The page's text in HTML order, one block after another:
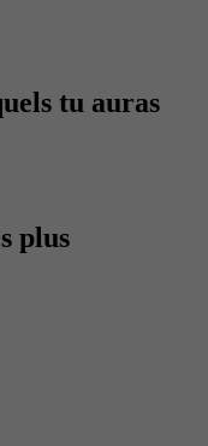
tu auras
plus